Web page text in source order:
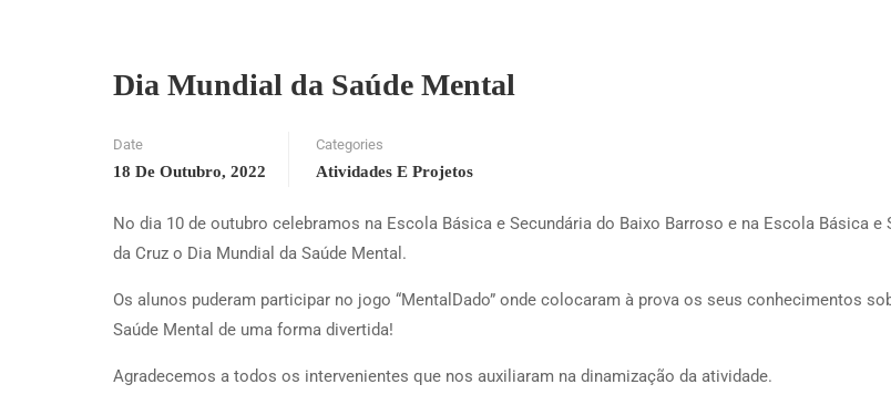
Dia Mundial da Saúde Mental
Date
18 De Outubro, 2022
Categories
Atividades E Projetos
No dia 10 de outubro celebramos na Escola Básica e Secundária do Baixo Barroso e na Escola Básica e
da Cruz o Dia Mundial da Saúde Mental.
Os alunos puderam participar no jogo “MentalDado” onde colocaram à prova os seus conhecimentos
Saúde Mental de uma forma divertida!
Agradecemos a todos os intervenientes que nos auxiliaram na dinamização da atividade.